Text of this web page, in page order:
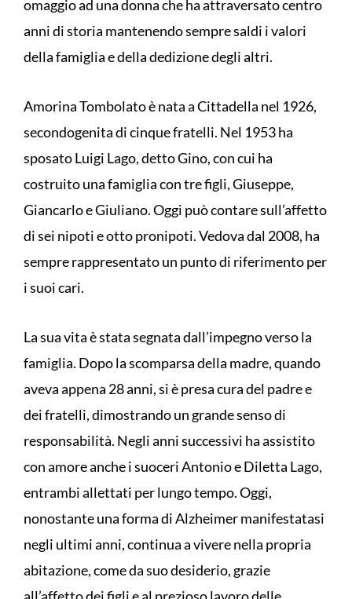
omaggio ad una donna che ha attraversato centro
anni di storia mantenendo sempre saldi i valori
della famiglia e della dedizione degli altri.
Amorina Tombolato è nata a Cittadella nel 1926,
secondogenita di cinque fratelli. Nel 1953 ha
sposato Luigi Lago, detto Gino, con cui ha
costruito una famiglia con tre figli, Giuseppe,
Giancarlo e Giuliano. Oggi può contare sull’affetto
di sei nipoti e otto pronipoti. Vedova dal 2008, ha
sempre rappresentato un punto di riferimento per
i suoi cari.
La sua vita è stata segnata dall’impegno verso la
famiglia. Dopo la scomparsa della madre, quando
aveva appena 28 anni, si è presa cura del padre e
dei fratelli, dimostrando un grande senso di
responsabilità. Negli anni successivi ha assistito
con amore anche i suoceri Antonio e Diletta Lago,
entrambi allettati per lungo tempo. Oggi,
nonostante una forma di Alzheimer manifestatasi
negli ultimi anni, continua a vivere nella propria
abitazione, come da suo desiderio, grazie